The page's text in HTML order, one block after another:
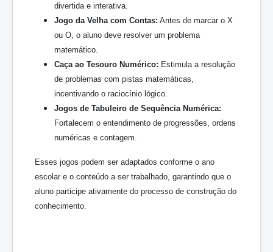
divertida e interativa.
Jogo da Velha com Contas: Antes de marcar o X
ou O, o aluno deve resolver um problema
matemático.
Caça ao Tesouro Numérico: Estimula a resolução
de problemas com pistas matemáticas,
incentivando o raciocínio lógico.
Jogos de Tabuleiro de Sequência Numérica:
Fortalecem o entendimento de progressões, ordens
numéricas e contagem.
Esses jogos podem ser adaptados conforme o ano
escolar e o conteúdo a ser trabalhado, garantindo que o
aluno participe ativamente do processo de construção do
conhecimento.